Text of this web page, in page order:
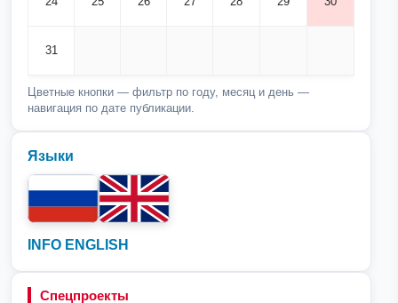
31
Цветные кнопки — фильтр по году, месяц и день —
навигация по дате публикации.
Языки
INFO ENGLISH
Спецпроекты